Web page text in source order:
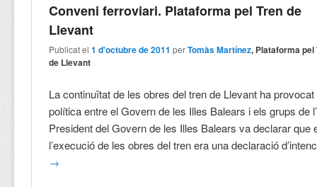
Conveni ferroviari. Plataforma pel Tren de
Llevant
Publicat el1 d'octubre de 2011 perTomàs Martínez, Plataforma pel
de Llevant
La continuïtat de les obres del tren de Llevant ha
política entre el Govern de les Illes Balears i els grups de
President del Govern de les Illes Balears va declarar que
l’execució de les obres del tren era una declaració
→